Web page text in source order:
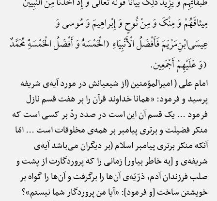
مِیثاقَهُمْ وَ مِنْکَ وَ مِنْ نُوحٍ وَ إِبْراهِیمَ وَ مُوسی وَ
عِیسَی‌ابْنِ‌مَرْیَمَ فَأَفْضَلُ الْأَنْبِیَاءِ (الْخَمْسَهًُْ وَ أَفْضَلُ الْخَمْسَهًِْ مُحَمَّدٌ
(وَ عَلَیْهِمْ أَجْمَعِین.
امام علی ( امیرالمؤمنین (از شیعیانش در مورد آیه‌ی شریفه
پرسید و فرمود: «همانا خداوند قرآن را بر هفت قسم نازل
فرمود ... یک قسم آن این است در صدد ردّ بر کسی است که
منکر فضیلت و برتری پیامبر بر همه‌ی مخلوقات است ... امّا
آنکه منکر برتری پیامبر اسلام (بر دیگران می‌باشد آیه‌ی
شریفه‌ی و [به خاطر بیاور] زمانی را که پروردگارت از پشت و
صلب فرزندان آدم، ذرّیّه‌ی آن‌ها را برگرفت و آن‌ها را گواه بر
خویشتن ساخت [و فرمود]: «آیا من پروردگار شما نیستم»؟